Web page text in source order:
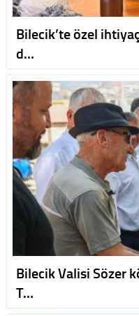
Bilecik’te özel
d…
Bilecik Valisi Sözer
T…